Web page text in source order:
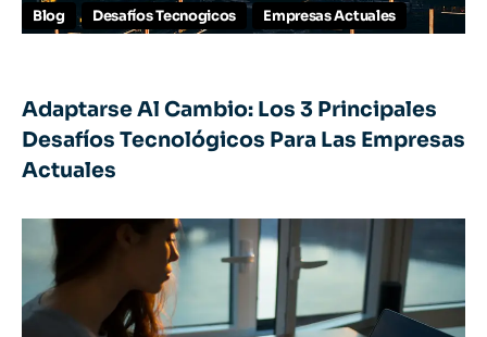
Blog Desafíos Tecnogicos Empresas Actuales
Adaptarse Al Cambio: Los 3 Principales
Desafíos Tecnológicos Para Las Empresas
Actuales